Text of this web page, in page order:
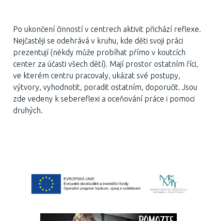
Po ukončení činností v centrech aktivit přichází reflexe.
Nejčastěji se odehrává v kruhu, kde děti svoji práci
prezentují (někdy může probíhat přímo v koutcích
center za účasti všech dětí). Mají prostor ostatním říci,
ve kterém centru pracovaly, ukázat své postupy,
výtvory, vyhodnotit, poradit ostatním, doporučit. Jsou
zde vedeny k sebereflexi a oceňování práce i pomoci
druhých.